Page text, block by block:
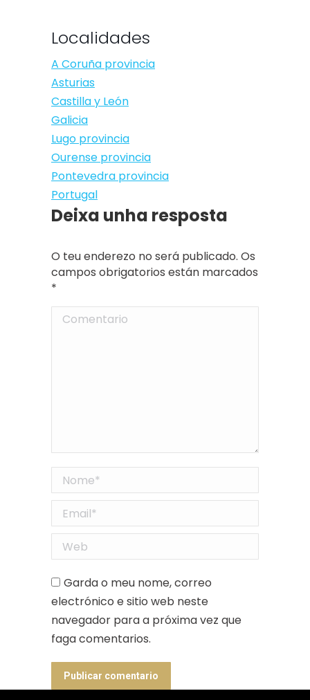
Localidades
A Coruña provincia
Asturias
Castilla y León
Galicia
Lugo provincia
Ourense provincia
Pontevedra provincia
Portugal
Deixa unha resposta
O teu enderezo no será publicado. Os
campos obrigatorios están marcados
*
Comentario
Nome *
Email *
Web
Garda o meu nome, correo
electrónico e sitio web neste
navegador para a próxima vez que
faga comentarios.
Publicar comentario